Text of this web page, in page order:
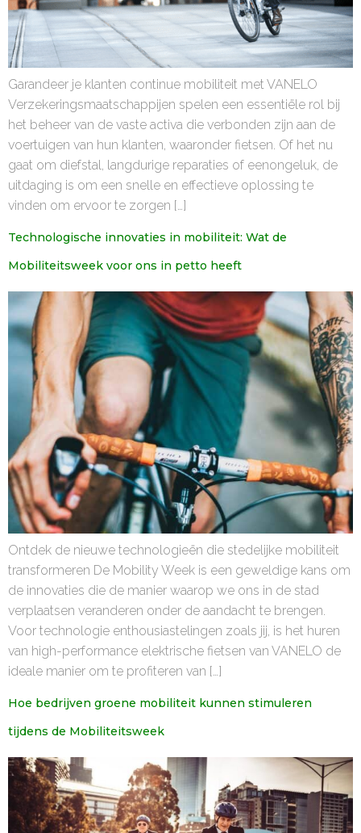
Garandeer je klanten continue mobiliteit met VANELO
Verzekeringsmaatschappijen spelen een essentiële rol bij
het beheer van de vaste activa die verbonden zijn aan de
voertuigen van hun klanten, waaronder fietsen. Of het nu
gaat om diefstal, langdurige reparaties of eenongeluk, de
uitdaging is om een snelle en effectieve oplossing te
vinden om ervoor te zorgen […]
Technologische innovaties in mobiliteit: Wat de
Mobiliteitsweek voor ons in petto heeft
Ontdek de nieuwe technologieën die stedelijke mobiliteit
transformeren De Mobility Week is een geweldige kans om
de innovaties die de manier waarop we ons in de stad
verplaatsen veranderen onder de aandacht te brengen.
Voor technologie enthousiastelingen zoals jij, is het huren
van high-performance elektrische fietsen van VANELO de
ideale manier om te profiteren van […]
Hoe bedrijven groene mobiliteit kunnen stimuleren
tijdens de Mobiliteitsweek